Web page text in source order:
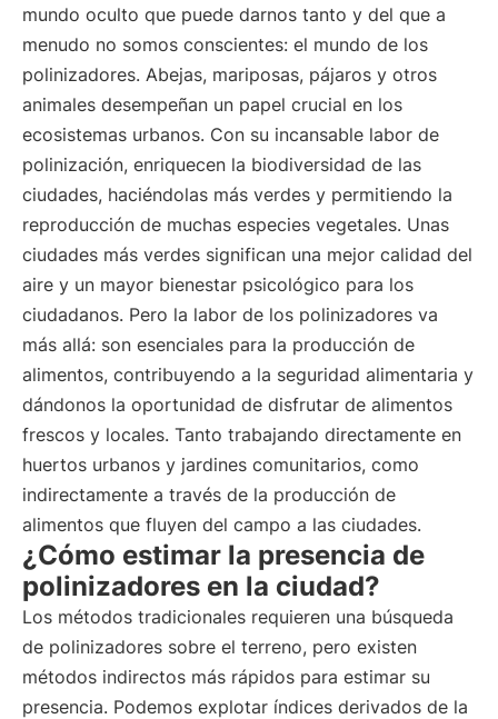
mundo oculto que puede darnos tanto y del que a
menudo no somos conscientes: el mundo de los
polinizadores. Abejas, mariposas, pájaros y otros
animales desempeñan un papel crucial en los
ecosistemas urbanos. Con su incansable labor de
polinización, enriquecen la biodiversidad de las
ciudades, haciéndolas más verdes y permitiendo la
reproducción de muchas especies vegetales. Unas
ciudades más verdes significan una mejor calidad del
aire y un mayor bienestar psicológico para los
ciudadanos. Pero la labor de los polinizadores va
más allá: son esenciales para la producción de
alimentos, contribuyendo a la seguridad alimentaria y
dándonos la oportunidad de disfrutar de alimentos
frescos y locales. Tanto trabajando directamente en
huertos urbanos y jardines comunitarios, como
indirectamente a través de la producción de
alimentos que fluyen del campo a las ciudades.
¿Cómo estimar la presencia de
polinizadores en la ciudad?
Los métodos tradicionales requieren una búsqueda
de polinizadores sobre el terreno, pero existen
métodos indirectos más rápidos para estimar su
presencia. Podemos explotar índices derivados de la